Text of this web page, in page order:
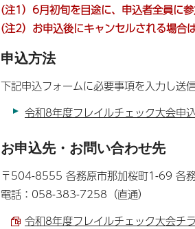
(注1）6月初旬を目途に、申込者全員に
(注2）お申込後にキャンセルされる場合
申込方法
下記申込フォームに必要事項を入力し送
令和8年度フレイルチェック大会申
お申込先・お問い合わせ先
〒504-8555 各務原市那加桜町1-69 各
電話：058-383-7258（直通）
令和8年度フレイルチェック大会チ